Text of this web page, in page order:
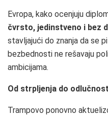
Evropa, kako ocenjuju
čvrsto, jedinstveno i bez
stavljajući do znanja da se
bezbednosti ne rešavaju
ambicijama.
Od strpljenja do
Trampovo ponovno